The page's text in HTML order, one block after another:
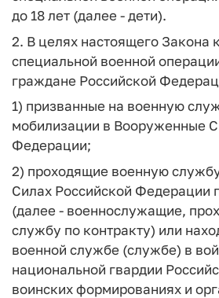
до 18 лет (далее - дети).
2. В целях настоящего Закона
специальной военной
граждане Российской
1) призванные на военную
мобилизации в Вооруженные
Федерации;
2) проходящие военную
Силах Российской Федерации
(далее - военнослужащие,
службу по контракту) или
военной службе (службе) в
национальной гвардии
воинских формированиях и